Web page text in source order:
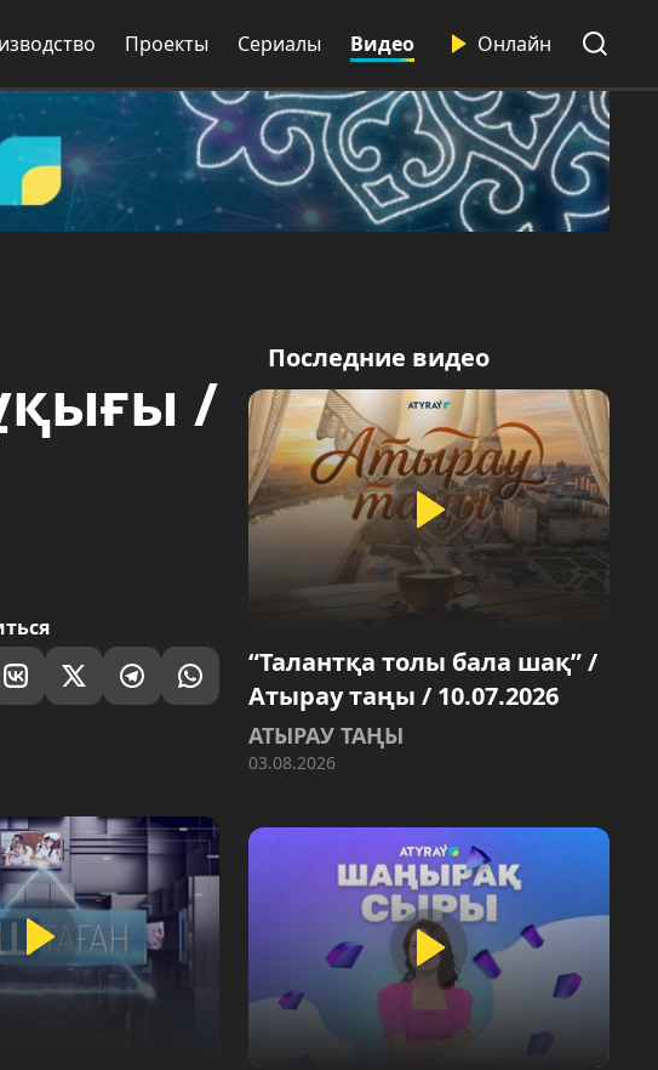
Проекты Сериалы Видео Онлайн
/
Последние видео
“Талантқа толы бала шақ” /
Атырау таңы / 10.07.2026
АТЫРАУ ТАҢЫ
03.08.2026